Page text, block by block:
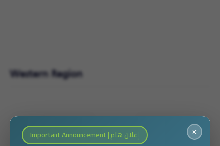
Western Region
Post
navigation
Important Announcement | إعلان هام ×